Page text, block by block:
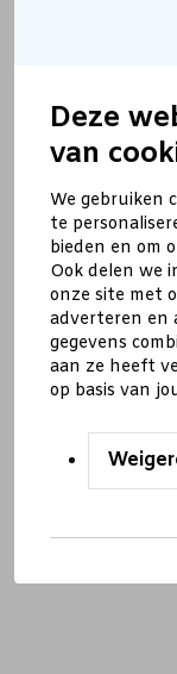
Deze
van
We gebruiken
te
bieden en om
Ook delen we
onze site met
adverteren en
gegevens
aan ze heeft
op basis van